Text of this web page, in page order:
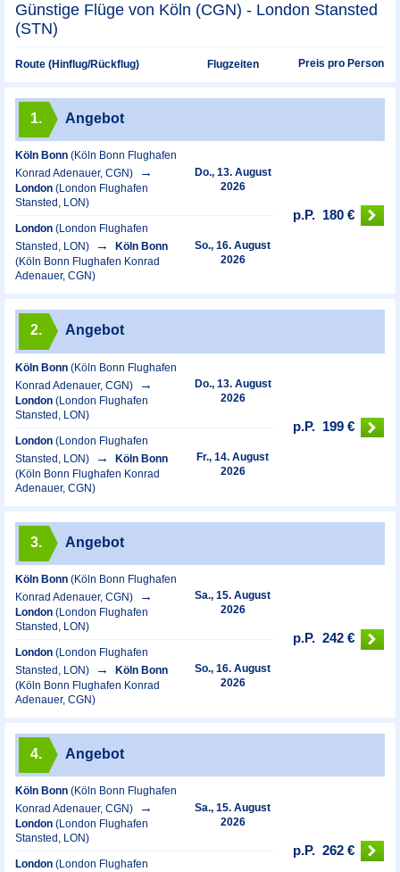
Günstige Flüge von Köln (CGN) - London Stansted
(STN)
Route (Hinflug/Rückflug) Flugzeiten Preis pro Person
1. Angebot
Köln Bonn (Köln Bonn Flughafen
Konrad Adenauer, CGN)
London (London Flughafen
Stansted, LON)
Do., 13. August
2026
London (London Flughafen
Stansted, LON)
Köln Bonn
(Köln Bonn Flughafen Konrad
Adenauer, CGN)
So., 16. August
2026
p.P. 180 €
2. Angebot
Köln Bonn (Köln Bonn Flughafen
Konrad Adenauer, CGN)
London (London Flughafen
Stansted, LON)
Do., 13. August
2026
London (London Flughafen
Stansted, LON)
Köln Bonn
(Köln Bonn Flughafen Konrad
Adenauer, CGN)
Fr., 14. August
2026
p.P. 199 €
3. Angebot
Köln Bonn (Köln Bonn Flughafen
Konrad Adenauer, CGN)
London (London Flughafen
Stansted, LON)
Sa., 15. August
2026
London (London Flughafen
Stansted, LON)
Köln Bonn
(Köln Bonn Flughafen Konrad
Adenauer, CGN)
So., 16. August
2026
p.P. 242 €
4. Angebot
Köln Bonn (Köln Bonn Flughafen
Konrad Adenauer, CGN)
London (London Flughafen
Stansted, LON)
Sa., 15. August
2026
London (London Flughafen
p.P. 262 €